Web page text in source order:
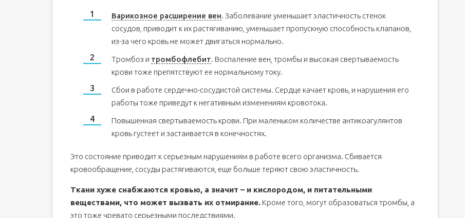
Варикозное расширение вен. Заболевание уменьшает эластичность стенок
сосудов, приводит к их растягиванию, уменьшает пропускную способность клапанов,
из-за чего кровь не может двигаться нормально.
Тромбоз и тромбофлебит. Воспаление вен, тромбы и высокая свертываемость
крови тоже препятствуют ее нормальному току.
Сбои в работе сердечно-сосудистой системы. Сердце качает кровь, и нарушения его
работы тоже приведут к негативным изменениям кровотока.
Повышенная свертываемость крови. При маленьком количестве антикоагулянтов
кровь густеет и застаивается в конечностях.
Это состояние приводит к серьезным нарушениям в работе всего организма. Сбивается
кровообращение, сосуды растягиваются, еще больше теряют свою эластичность.
Ткани хуже снабжаются кровью, а значит – и кислородом, и питательными
веществами, что может вызвать их отмирание. Кроме того, могут образоваться тромбы, а
это тоже чревато серьезными последствиями.